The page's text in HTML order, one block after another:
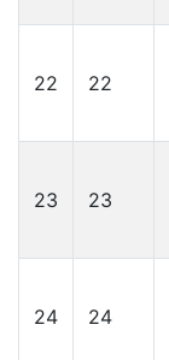
22 22
23 23
24 24